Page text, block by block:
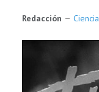
LETRAS
CULTURA
Redacción Ciencia